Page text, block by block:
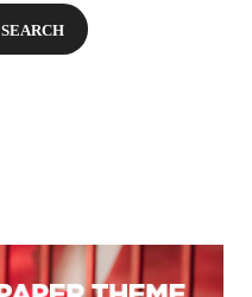
SEARCH